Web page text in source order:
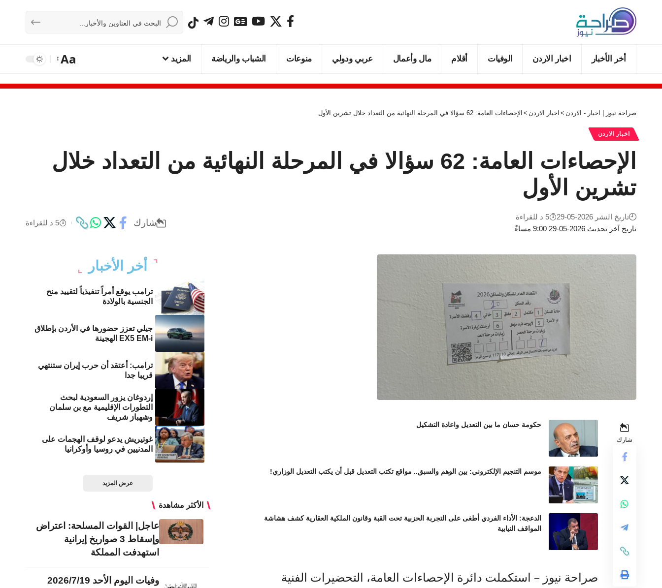
أخر الأخبار اخبار الاردن الوفيات أقلام مال وأعمال عربي ودولي منوعات الشباب والرياضة المزيد Aa
صراحة نيوز | اخبار - الاردن > اخبار الاردن > الإحصاءات العامة: 62 سؤالا في المرحلة النهائية من التعداد خلال تشرين الأول
اخبار الاردن
الإحصاءات العامة: 62 سؤالا في المرحلة النهائية من التعداد خلال
تشرين الأول
تاريخ آخر تحديث 2026-05-29 9:00 مساءً
تاريخ النشر 2026-05-29 5 د للقراءة
شارك 5 د للقراءة
شارك
حكومة حسان ما بين التعديل واعادة التشكيل
موسم التنجيم الإلكتروني: بين الوهم والسبق.. مواقع تكتب التعديل قبل أن يكتب التعديل الوزاري!
الدعجة: الأداء الفردي أطغى على التجربة الحزبية تحت القبة وقانون الملكية العقارية كشف هشاشة
المواقف النيابية
صراحة نيوز – استكملت دائرة الإحصاءات العامة، التحضيرات الفنية
أخر الأخبار
ترامب يوقع أمراً تنفيذياً لتقييد منح
الجنسية بالولادة
جيلي تعزز حضورها في الأردن بإطلاق
EX5 EM-i الهجينة
ترامب: أعتقد أن حرب إيران ستنتهي
قريبا جدا
إردوغان يزور السعودية لبحث
التطورات الإقليمية مع بن سلمان
وشهباز شريف
غوتيريش يدعو لوقف الهجمات على
المدنيين في روسيا وأوكرانيا
عرض المزيد
الأكثر مشاهدة
عاجل| القوات المسلحة: اعتراض
وإسقاط 3 صواريخ إيرانية
استهدفت المملكة
وفيات اليوم الأحد 2026/7/19